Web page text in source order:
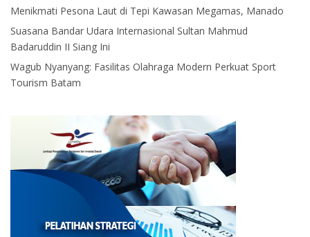
Menikmati Pesona Laut di Tepi Kawasan Megamas, Manado
Suasana Bandar Udara Internasional Sultan Mahmud
Badaruddin II Siang Ini
Wagub Nyanyang: Fasilitas Olahraga Modern Perkuat Sport
Tourism Batam